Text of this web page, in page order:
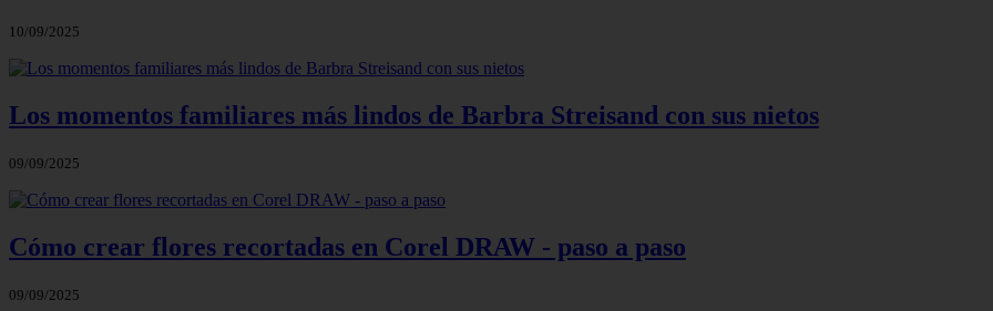
10/09/2025
Los momentos familiares más lindos de Barbra Streisand con sus nietos
09/09/2025
Cómo crear flores recortadas en Corel DRAW - paso a paso
09/09/2025